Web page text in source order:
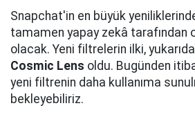
Snapchat'in en büyük
tamamen yapay zekâ
olacak. Yeni filtrelerin ilki,
Cosmic Lens oldu. Bugünden
yeni filtrenin daha kullanıma
bekleyebiliriz.